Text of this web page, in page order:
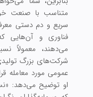
متناسب با صنعت
سریع و دم دستی
فناوری و آن‌هایی
شرکت‌های بزرگ